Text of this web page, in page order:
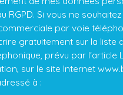
RGPD. Si vous ne
par voie
gratuitement sur la liste
prévu par l'article
sur le site Internet
à :